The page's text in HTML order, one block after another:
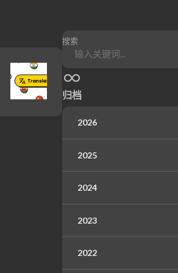
搜索
归档
2026
2025
2024
2023
2022